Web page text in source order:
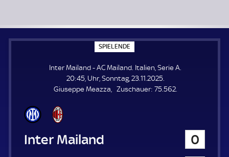
SPIELENDE
P
E
L
E
N
Inter Mailand - AC Mailand. Italien, Serie A.
20:45, Uhr, Sonntag, 23.11.2025.
Giuseppe Meazza
Zuschauer: Z
75.562.
Inter Mailand
0